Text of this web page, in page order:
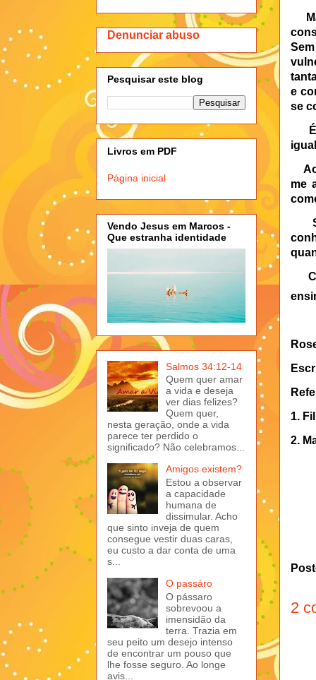
e
se
me
1.
2.
2
Denunciar abuso
Pesquisar este blog
Livros em PDF
Página inicial
Vendo Jesus em Marcos -
Que estranha identidade
Salmos 34:12-14
Quem quer amar
a vida e deseja
ver dias felizes?
Quem quer,
nesta geração, onde a vida
parece ter perdido o
significado? Não celebramos...
Amigos existem?
Estou a observar
a capacidade
humana de
dissimular. Acho
que sinto inveja de quem
consegue vestir duas caras,
eu custo a dar conta de uma
s...
O passáro
O pássaro
sobrevoou a
imensidão da
terra. Trazia em
seu peito um desejo intenso
de encontrar um pouso que
lhe fosse seguro. Ao longe
avis...